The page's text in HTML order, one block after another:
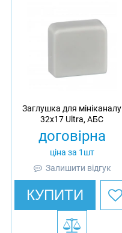
Заглушка для мініканалу
32x17 Ultra, АБС
договірна
ціна за 1шт
Залишити відгук
КУПИТИ